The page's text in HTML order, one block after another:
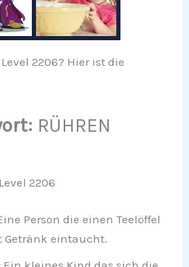
2206? Hier ist die
RÜHREN
2206
Person die einen Teelöffel
Getränk eintaucht.